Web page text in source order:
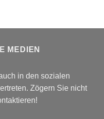
MEDIEN
in den sozialen
Zögern Sie nicht